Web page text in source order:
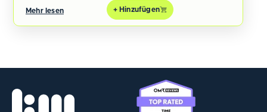
Mehr lesen + Hinzufügen